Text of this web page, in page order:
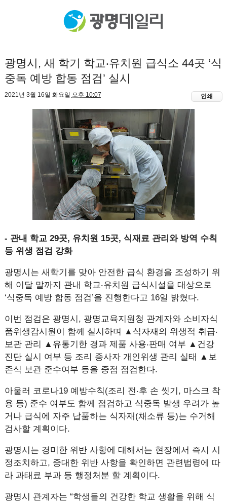
광명시, 새 학기 학교‧유치원 급식소 44곳 ‘식
중독 예방 합동 점검’ 실시
2021년 3월 16일 화요일 오후 10:07 인쇄
- 관내 학교 29곳, 유치원 15곳, 식재료 관리와 방역 수칙
등 위생 점검 강화
광명시는 새학기를 맞아 안전한 급식 환경을 조성하기 위
해 이달 말까지 관내 학교‧유치원 급식시설을 대상으로
‘식중독 예방 합동 점검’을 진행한다고 16일 밝혔다.
이번 점검은 광명시, 광명교육지원청 관계자와 소비자식
품위생감시원이 함께 실시하며 ▲식자재의 위생적 취급‧
보관 관리 ▲유통기한 경과 제품 사용‧판매 여부 ▲건강
진단 실시 여부 등 조리 종사자 개인위생 관리 실태 ▲보
존식 보관 준수여부 등을 중점 점검한다.
아울러 코로나19 예방수칙(조리 전‧후 손 씻기, 마스크 착
용 등) 준수 여부도 함께 점검하고 식중독 발생 우려가 높
거나 급식에 자주 납품하는 식자재(채소류 등)는 수거해
검사할 계획이다.
광명시는 경미한 위반 사항에 대해서는 현장에서 즉시 시
정조치하고, 중대한 위반 사항을 확인하면 관련법령에 따
라 과태료 부과 등 행정처분 할 계획이다.
광명시 관계자는 “학생들의 건강한 학교 생활을 위해 식